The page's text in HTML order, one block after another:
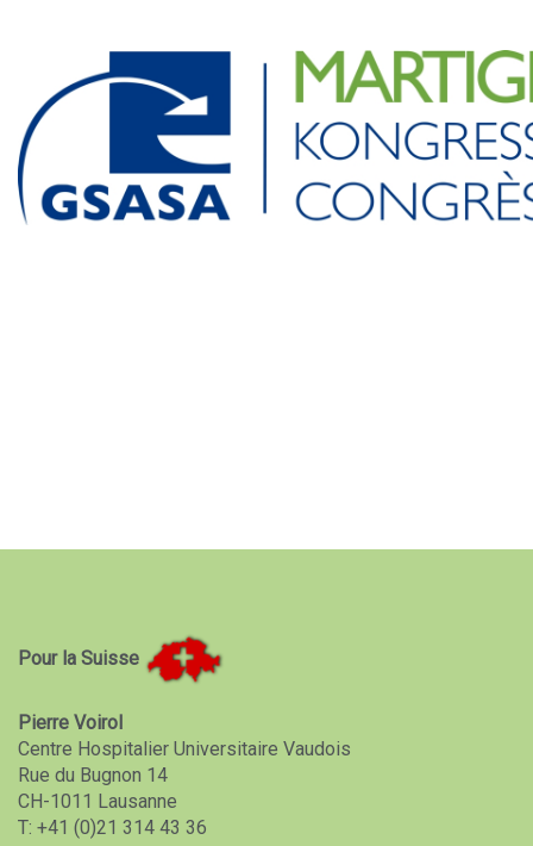
Pour la Suisse
Pierre Voirol
Centre Hospitalier Universitaire Vaudois
Rue du Bugnon 14
CH-1011 Lausanne
T: +41 (0)21 314 43 36